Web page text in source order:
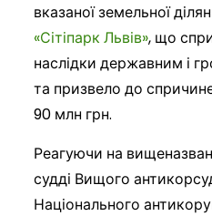
вказаної земельної
«Сітіпарк Львів», що
наслідки державним і
та призвело до
90 млн грн.
Реагуючи на
судді Вищого
Національного